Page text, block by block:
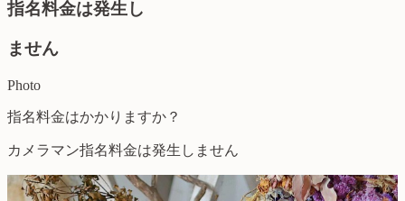
指名料金は発生し
ません
Photo
指名料金はかかりますか？
カメラマン指名料金は発生しません